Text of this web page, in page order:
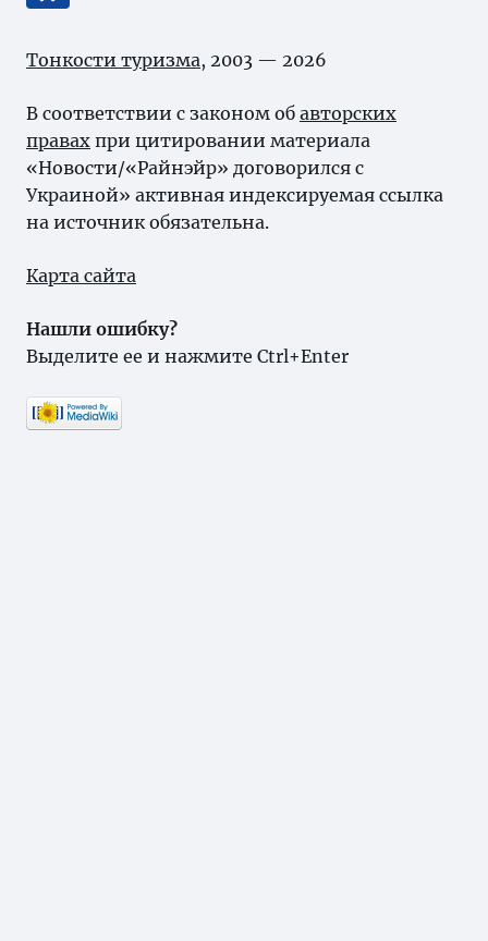
Тонкости туризма, 2003 — 2026
В соответствии с законом об авторских
правах при цитировании материала
«Новости/«Райнэйр» договорился с
Украиной» активная индексируемая ссылка
на источник обязательна.
Карта сайта
Нашли ошибку?
Выделите ее и нажмите Ctrl+Enter